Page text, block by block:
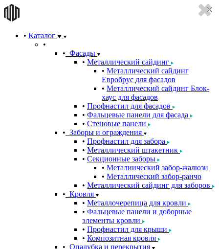
Каталог
Фасады
Металлический сайдинг
Металлический сайдинг
Евробрус для фасадов
Металлический сайдинг Блок-
хаус для фасадов
Профнастил для фасадов
Фальцевые панели для фасада
Стеновые панели
Заборы и ограждения
Профнастил для забора
Металлический штакетник
Секционные заборы
Металиический забор-жалюзи
Металлический забор-ранчо
Металлический сайдинг для заборов
Кровля
Металлочерепица для кровли
Фальцевые панели и доборные
элементы кровли
Профнастил для крыши
Композитная кровля
Опалубка и перекрытия